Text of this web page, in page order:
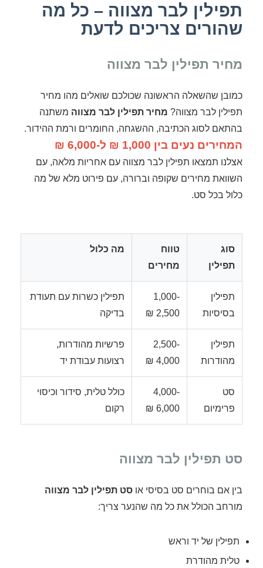
תפילין לבר מצווה – כל מה
שהורים צריכים לדעת
מחיר תפילין לבר מצווה
כמובן שהשאלה הראשונה שכולכם שואלים מהו מחיר
תפילין לבר מצווה? מחיר תפילין לבר מצווה משתנה
בהתאם לסוג הכתיבה, ההשגחה, החומרים ורמת ההידור.
המחירים נעים בין 1,000 ₪ ל-6,000 ₪
אצלנו תמצאו תפילין לבר מצווה עם אחריות מלאה, עם
השוואת מחירים שקופה וברורה, עם פירוט מלא של מה
כלול בכל סט.
סוג
תפילין
טווח
מחירים
מה כלול
תפילין
בסיסיות
1,000-
2,500 ₪
תפילין כשרות עם תעודת
בדיקה
תפילין
מהודרות
2,500-
4,000 ₪
פרשיות מהודרות,
רצועות עבודת יד
סט
פרימיום
4,000-
6,000 ₪
כולל טלית, סידור וכיסוי
רקום
סט תפילין לבר מצווה
בין אם בוחרים סט בסיסי או סט תפילין לבר מצווה
מורחב הכולל את כל מה שהנער צריך:
תפילין של יד וראש
טלית מהודרת